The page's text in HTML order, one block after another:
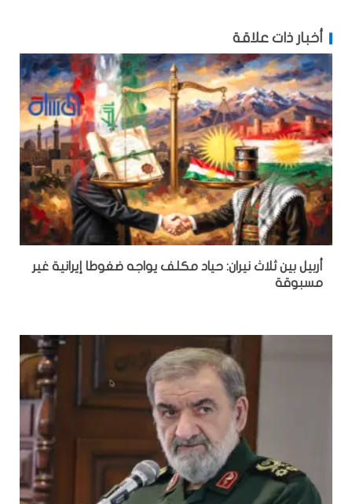
أخبار ذات علاقة
أربيل بين ثلاث نيران: حياد مكلف يواجه ضغوطا إيرانية غير
مسبوقة